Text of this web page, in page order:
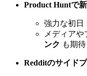
Product Huntで
強力な初日
メディア
ンク も期待
Redditのサイド